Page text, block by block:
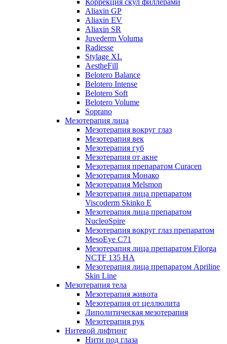
Коррекция скул филлерами
Aliaxin GP
Aliaxin EV
Aliaxin SR
Juvederm Voluma
Radiesse
Stylage XL
AestheFill
Belotero Balance
Belotero Intense
Belotero Soft
Belotero Volume
Soprano
Мезотерапия лица
Мезотерапия вокруг глаз
Мезотерапия век
Мезотерапия губ
Мезотерапия от акне
Мезотерапия препаратом Curacen
Мезотерапия Монако
Мезотерапия Melsmon
Мезотерапия лица препаратом
Viscoderm Skinko E
Мезотерапия лица препаратом
NucleoSpire
Мезотерапия вокруг глаз препаратом
MesoEye С71
Мезотерапия лица препаратом Filorga
NCTF 135 HA
Мезотерапия лица препаратом Apriline
Skin Line
Мезотерапия тела
Мезотерапия живота
Мезотерапия от целлюлита
Липолитическая мезотерапия
Мезотерапия рук
Нитевой лифтинг
Нити под глаза